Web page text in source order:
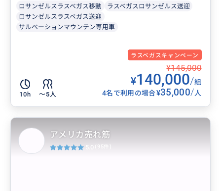
ロサンゼルスラスベガス移動
ラスベガスロサンゼルス送迎
ロサンゼルスラスベガス送迎
サルベーションマウンテン専用車
ラスベガスキャンペーン
10h 〜5人
¥145,000
¥140,000/組
4名で利用の場合¥35,000/人
アメリカ売れ筋
5.0 (95件)